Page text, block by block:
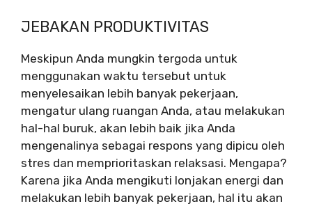
JEBAKAN PRODUKTIVITAS
Meskipun Anda mungkin tergoda untuk
menggunakan waktu tersebut untuk
menyelesaikan lebih banyak pekerjaan,
mengatur ulang ruangan Anda, atau melakukan
hal-hal buruk, akan lebih baik jika Anda
mengenalinya sebagai respons yang dipicu oleh
stres dan memprioritaskan relaksasi. Mengapa?
Karena jika Anda mengikuti lonjakan energi dan
melakukan lebih banyak pekerjaan, hal itu akan